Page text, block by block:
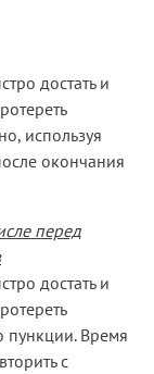
достать и
используя
окончания
перед
достать и
пункции. Время
с